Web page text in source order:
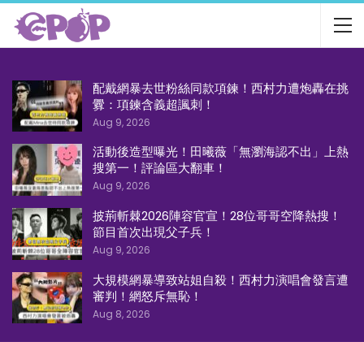
配戴網暴去世粉絲同款項鍊！西村力遭炮轟在挑
釁：項鍊含義超諷刺！
Aug 9, 2026
活動後造型曝光！田曦薇「無瀏海認不出」上熱
搜第一！評論區大翻車！
Aug 9, 2026
披荊斬棘2026陣容官宣！28位哥哥空降熱搜！
節目首次出現父子兵！
Aug 9, 2026
大規模網暴導致站姐自殺！西村力演唱會發言遭
審判！網怒斥無恥！
Aug 8, 2026